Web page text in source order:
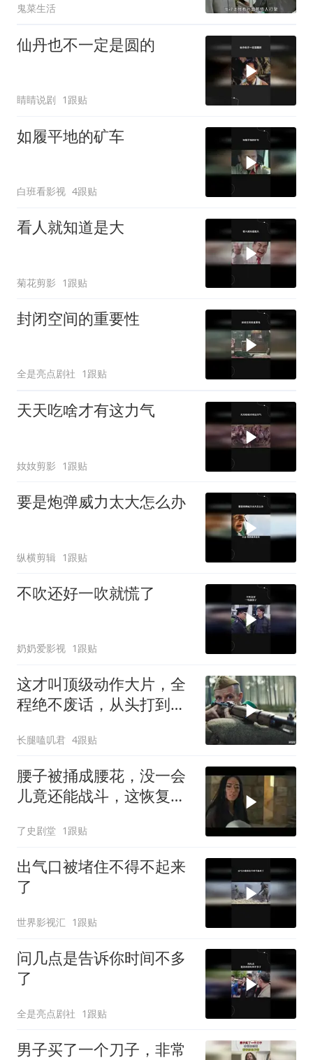
鬼菜生活
仙丹也不一定是圆的
睛睛说剧 1跟贴
如履平地的矿车
白班看影视 4跟贴
看人就知道是大
菊花剪影 1跟贴
封闭空间的重要性
全是亮点剧社 1跟贴
天天吃啥才有这力气
奻奻剪影 1跟贴
要是炮弹威力太大怎么办
纵横剪辑 1跟贴
不吹还好一吹就慌了
奶奶爱影视 1跟贴
这才叫顶级动作大片，全
程绝不废话，从头打到
长腿嗑叽君 4跟贴
腰子被捅成腰花，没一会
儿竟还能战斗，这恢复力
了史剧堂 1跟贴
出气口被堵住不得不起来
了
世界影视汇 1跟贴
问几点是告诉你时间不多
了
全是亮点剧社 1跟贴
男子买了一个刀子，非常